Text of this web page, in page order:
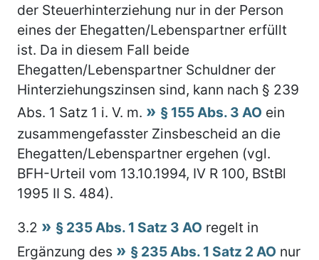
der Steuerhinterziehung nur in der Person
eines der Ehegatten/Lebenspartner erfüllt
ist. Da in diesem Fall beide
Ehegatten/Lebenspartner Schuldner der
Hinterziehungszinsen sind, kann nach § 239
Abs. 1 Satz 1 i. V. m.
§ 155 Abs. 3 AO ein
zusammengefasster Zinsbescheid an die
Ehegatten/Lebenspartner ergehen (vgl.
BFH-Urteil vom 13.10.1994, IV R 100, BStBl
1995 II S. 484).
3.2
§ 235 Abs. 1 Satz 3 AO regelt in
Ergänzung des
§ 235 Abs. 1 Satz 2 AO nur